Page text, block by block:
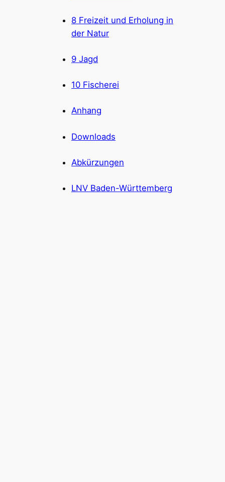
8 Freizeit und Erholung in
der Natur
9 Jagd
10 Fischerei
Anhang
Downloads
Abkürzungen
LNV Baden-Württemberg